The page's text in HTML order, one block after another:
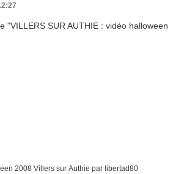
2008 Villers sur Authie par libertad80